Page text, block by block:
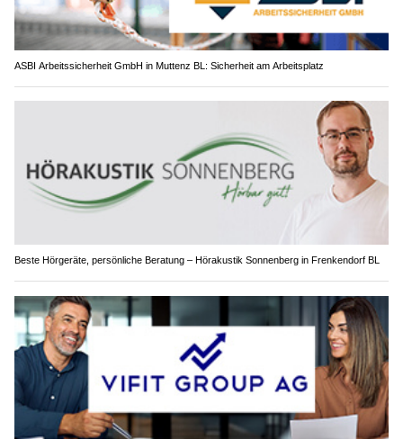
ASBI Arbeitssicherheit GmbH in Muttenz BL: Sicherheit am Arbeitsplatz
Beste Hörgeräte, persönliche Beratung – Hörakustik Sonnenberg in Frenkendorf BL